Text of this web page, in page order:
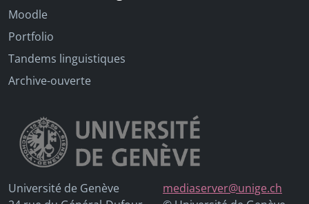
Moodle
Portfolio
Tandems linguistiques
Archive-ouverte
Université de Genève
mediaserver@unige.ch